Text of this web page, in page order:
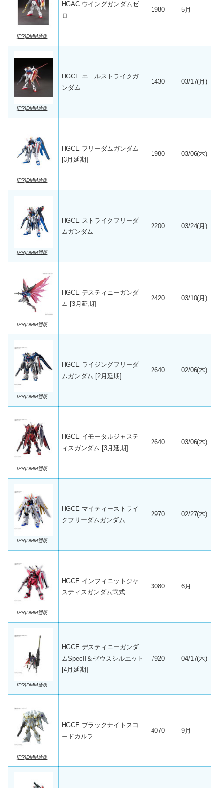
[PR]DMM通販
HGAC ウイングガンダムゼ
ロ
1980 5月
[PR]DMM通販
HGCE エールストライクガ
ンダム
1430 03/17(月)
[PR]DMM通販
HGCE フリーダムガンダム
[3月延期]
1980 03/06(木)
[PR]DMM通販
HGCE ストライクフリーダ
ムガンダム
2200 03/24(月)
[PR]DMM通販
HGCE デスティニーガンダ
ム [3月延期]
2420 03/10(月)
[PR]DMM通販
HGCE ライジングフリーダ
ムガンダム [2月延期]
2640 02/06(木)
[PR]DMM通販
HGCE イモータルジャステ
ィスガンダム [3月延期]
2640 03/06(木)
[PR]DMM通販
HGCE マイティーストライ
クフリーダムガンダム
2970 02/27(木)
[PR]DMM通販
HGCE インフィニットジャ
スティスガンダム弐式
3080 6月
[PR]DMM通販
HGCE デスティニーガンダ
ムSpecII＆ゼウスシルエット
[4月延期]
7920 04/17(木)
[PR]DMM通販
HGCE ブラックナイトスコ
ードカルラ
4070 9月